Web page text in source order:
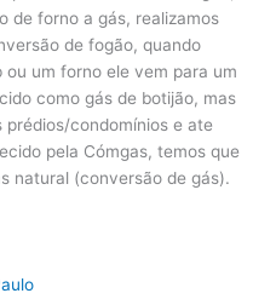
de forno a gás, realizamos
de fogão, quando
um forno ele vem para um
como gás de botijão, mas
condomínios e ate
pela Cómgas, temos que
natural (conversão de gás).